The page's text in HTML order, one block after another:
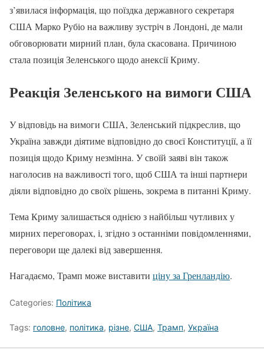
з’явилася інформація, що поїздка державного секретаря
США Марко Рубіо на важливу зустріч в Лондоні, де мали
обговорювати мирний план, була скасована. Причиною
стала позиція Зеленського щодо анексії Криму.
Реакція Зеленського на вимоги США
У відповідь на вимоги США, Зеленський підкреслив, що
Україна завжди діятиме відповідно до своєї Конституції, а її
позиція щодо Криму незмінна. У своїй заяві він також
наголосив на важливості того, щоб США та інші партнери
діяли відповідно до своїх рішень, зокрема в питанні Криму.
Тема Криму залишається однією з найбільш чутливих у
мирних переговорах, і, згідно з останніми повідомленнями,
переговори ще далекі від завершення.
Нагадаємо, Трамп може виставити ціну за Гренландію.
Categories: Політика
Tags: головне, політика, різне, США, Трамп, Україна